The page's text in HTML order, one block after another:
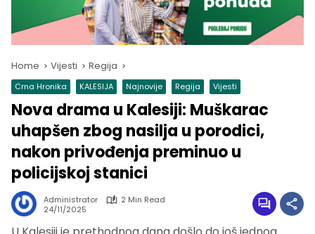
Home Vijesti Regija
Crna Hronika KALESIJA Najnovije Regija Vijesti
Nova drama u Kalesiji: Muškarac
uhapšen zbog nasilja u porodici,
nakon privođenja preminuo u
policijskoj stanici
Administrator
2 Min Read
24/11/2025